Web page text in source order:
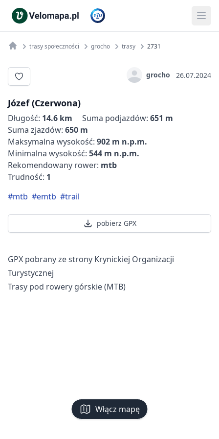
Włącz mapę
trasy społeczności grocho trasy 2731
grocho 26.07.2024
Józef (Czerwona)
Długość: 14.6 km Suma podjazdów: 651 m
Suma zjazdów: 650 m
Maksymalna wysokość: 902 m n.p.m.
Minimalna wysokość: 544 m n.p.m.
Rekomendowany rower: mtb
Trudność: 1
#mtb #emtb #trail
pobierz GPX
GPX pobrany ze strony Krynickiej Organizacji
Turystycznej
Trasy pod rowery górskie (MTB)